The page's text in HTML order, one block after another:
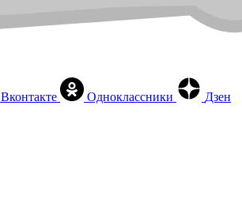
Вконтакте Одноклассники
Дзен